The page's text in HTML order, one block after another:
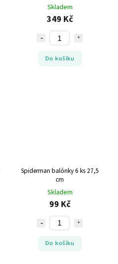
Skladem
349 Kč
Do košíku
Spiderman balónky 6 ks 27,5
cm
Skladem
99 Kč
Do košíku